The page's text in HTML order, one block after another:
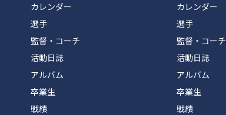
カレンダー
選手
監督・コーチ
活動日誌
アルバム
卒業生
戦績
カレンダー
選手
監督・コーチ
活動日誌
アルバム
卒業生
戦績